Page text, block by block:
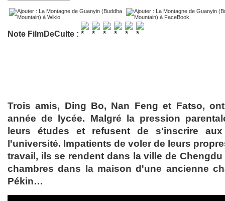
Note FilmDeCulte :
Trois amis, Ding Bo, Nan Feng et Fatso,
année de lycée. Malgré la pression
leurs études et refusent de s'inscrire
l'université. Impatients de voler de leurs
travail, ils se rendent dans la ville de
chambres dans la maison d'une ancienne
Pékin…